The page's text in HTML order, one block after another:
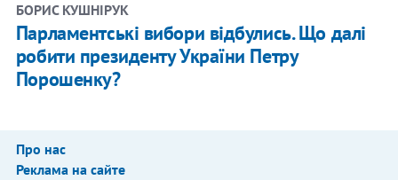
БОРИС КУШНІРУК
Парламентські вибори відбулись. Що далі
робити президенту України Петру
Порошенку?
Про нас
Реклама на сайте